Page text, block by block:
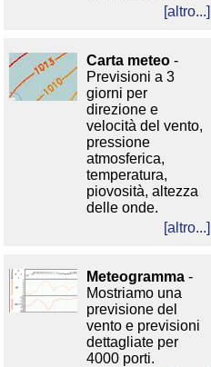
[altro...]
Carta meteo -
Previsioni a 3
giorni per
direzione e
velocità del vento,
pressione
atmosferica,
temperatura,
piovosità, altezza
delle onde.
[altro...]
Meteogramma -
Mostriamo una
previsione del
vento e previsioni
dettagliate per
4000 porti.